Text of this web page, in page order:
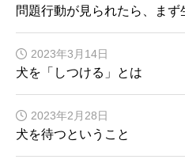
問題行動が見られたら、まず
犬を「しつける」とは
2023年3月14日
犬を待つということ
2023年2月28日